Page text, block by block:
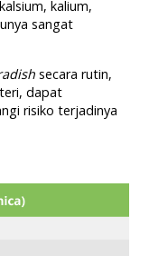
kalium,
sangat
secara rutin,
dapat
risiko terjadinya